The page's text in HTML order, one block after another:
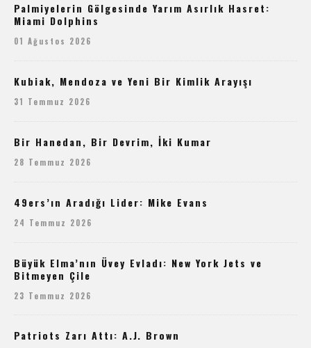
Palmiyelerin Gölgesinde Yarım Asırlık Hasret:
Miami Dolphins
01 Ağustos 2026
Kubiak, Mendoza ve Yeni Bir Kimlik Arayışı
31 Temmuz 2026
Bir Hanedan, Bir Devrim, İki Kumar
28 Temmuz 2026
49ers’ın Aradığı Lider: Mike Evans
24 Temmuz 2026
Büyük Elma’nın Üvey Evladı: New York Jets ve
Bitmeyen Çile
23 Temmuz 2026
Patriots Zarı Attı: A.J. Brown